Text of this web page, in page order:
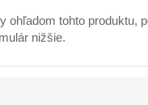
ohľadom tohto produktu,
nižšie.